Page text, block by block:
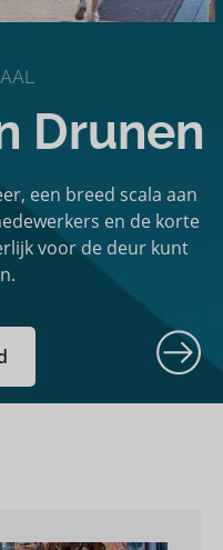
Drunen
een breed scala aan
en de korte
voor de deur kunt